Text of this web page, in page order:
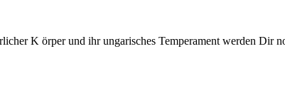
K örper und ihr ungarisches Temperament werden Dir